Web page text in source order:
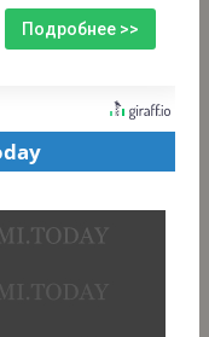
Подробнее >>